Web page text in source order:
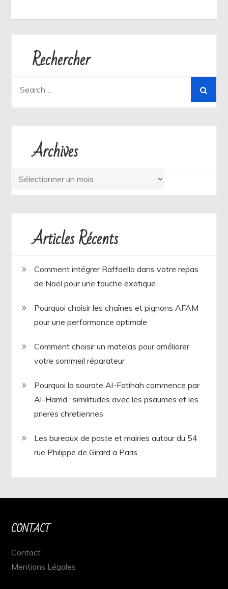
Rechercher
Archives
Archives
Articles Récents
Comment intégrer Raffaello dans votre repas
de Noël pour une touche exotique
Pourquoi choisir les chaînes et pignons AFAM
pour une performance optimale
Comment choisir un matelas pour améliorer
votre sommeil réparateur
Pourquoi la sourate Al-Fatihah commence par
Al-Hamd : similitudes avec les psaumes et les
prieres chretiennes
Les bureaux de poste et mairies autour du 54
rue Philippe de Girard a Paris
CONTACT
Contact
Mentions Légales